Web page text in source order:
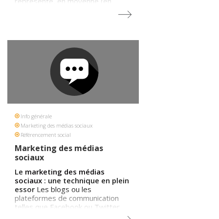
France), respectivement 22,2% et
toutes sources confondues,
s'établissent pour Facebook à 2%
des visites (+33% en 8 mois) et
0,4% pour Twitter (vs 0,2% en
mars). Sur la période, Twitter
enregistre la plus grosse
progression en doublant sa part
de visites. Source :JDN
Info générale
Marketing des médias sociaux
Référencement social
Marketing des médias
sociaux
Le marketing des médias
sociaux : une technique en plein
essor Les blogs ou les
plateformes de communication
telles que Facebook ou Twitter